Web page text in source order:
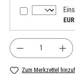
Produkt
Zum Merkzettel